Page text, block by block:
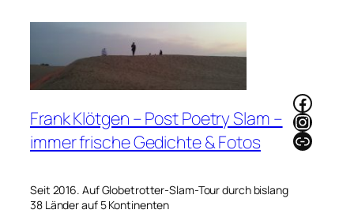
Frank Klötgen – Post Poetry Slam –
immer frische Gedichte & Fotos
Seit 2016. Auf Globetrotter-Slam-Tour durch bislang
38 Länder auf 5 Kontinenten
Link